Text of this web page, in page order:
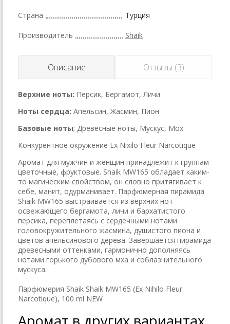
Страна Турция
Производитель Shaik
Описание Отзывы (3)
Верхние ноты: Персик, Бергамот, Личи
Ноты сердца: Апельсин, Жасмин, Пион
Базовые ноты; Древесные ноты, Мускус, Мох
Конкурентное окружение Ex Nixilo Fleur Narcotique
Аромат для мужчин и женщин принадлежит к группам
цветочные, фруктовые. Shaik MW165 обладает каким-
то магическим свойством, он словно притягивает к
себе, манит, одурманивает. Парфюмерная пирамида
Shaik MW165 выстраивается из верхних нот
освежающего бергамота, личи и бархатистого
персика, переплетаясь с сердечными нотами
головокружительного жасмина, душистого пиона и
цветов апельсинового дерева. Завершается пирамида
древесными оттенками, гармонично дополняясь
нотами горького дубового мха и соблазнительного
мускуса.
Парфюмерия Shaik Shaik MW165 (Ex Nihilo Fleur
Narcotique), 100 ml NEW